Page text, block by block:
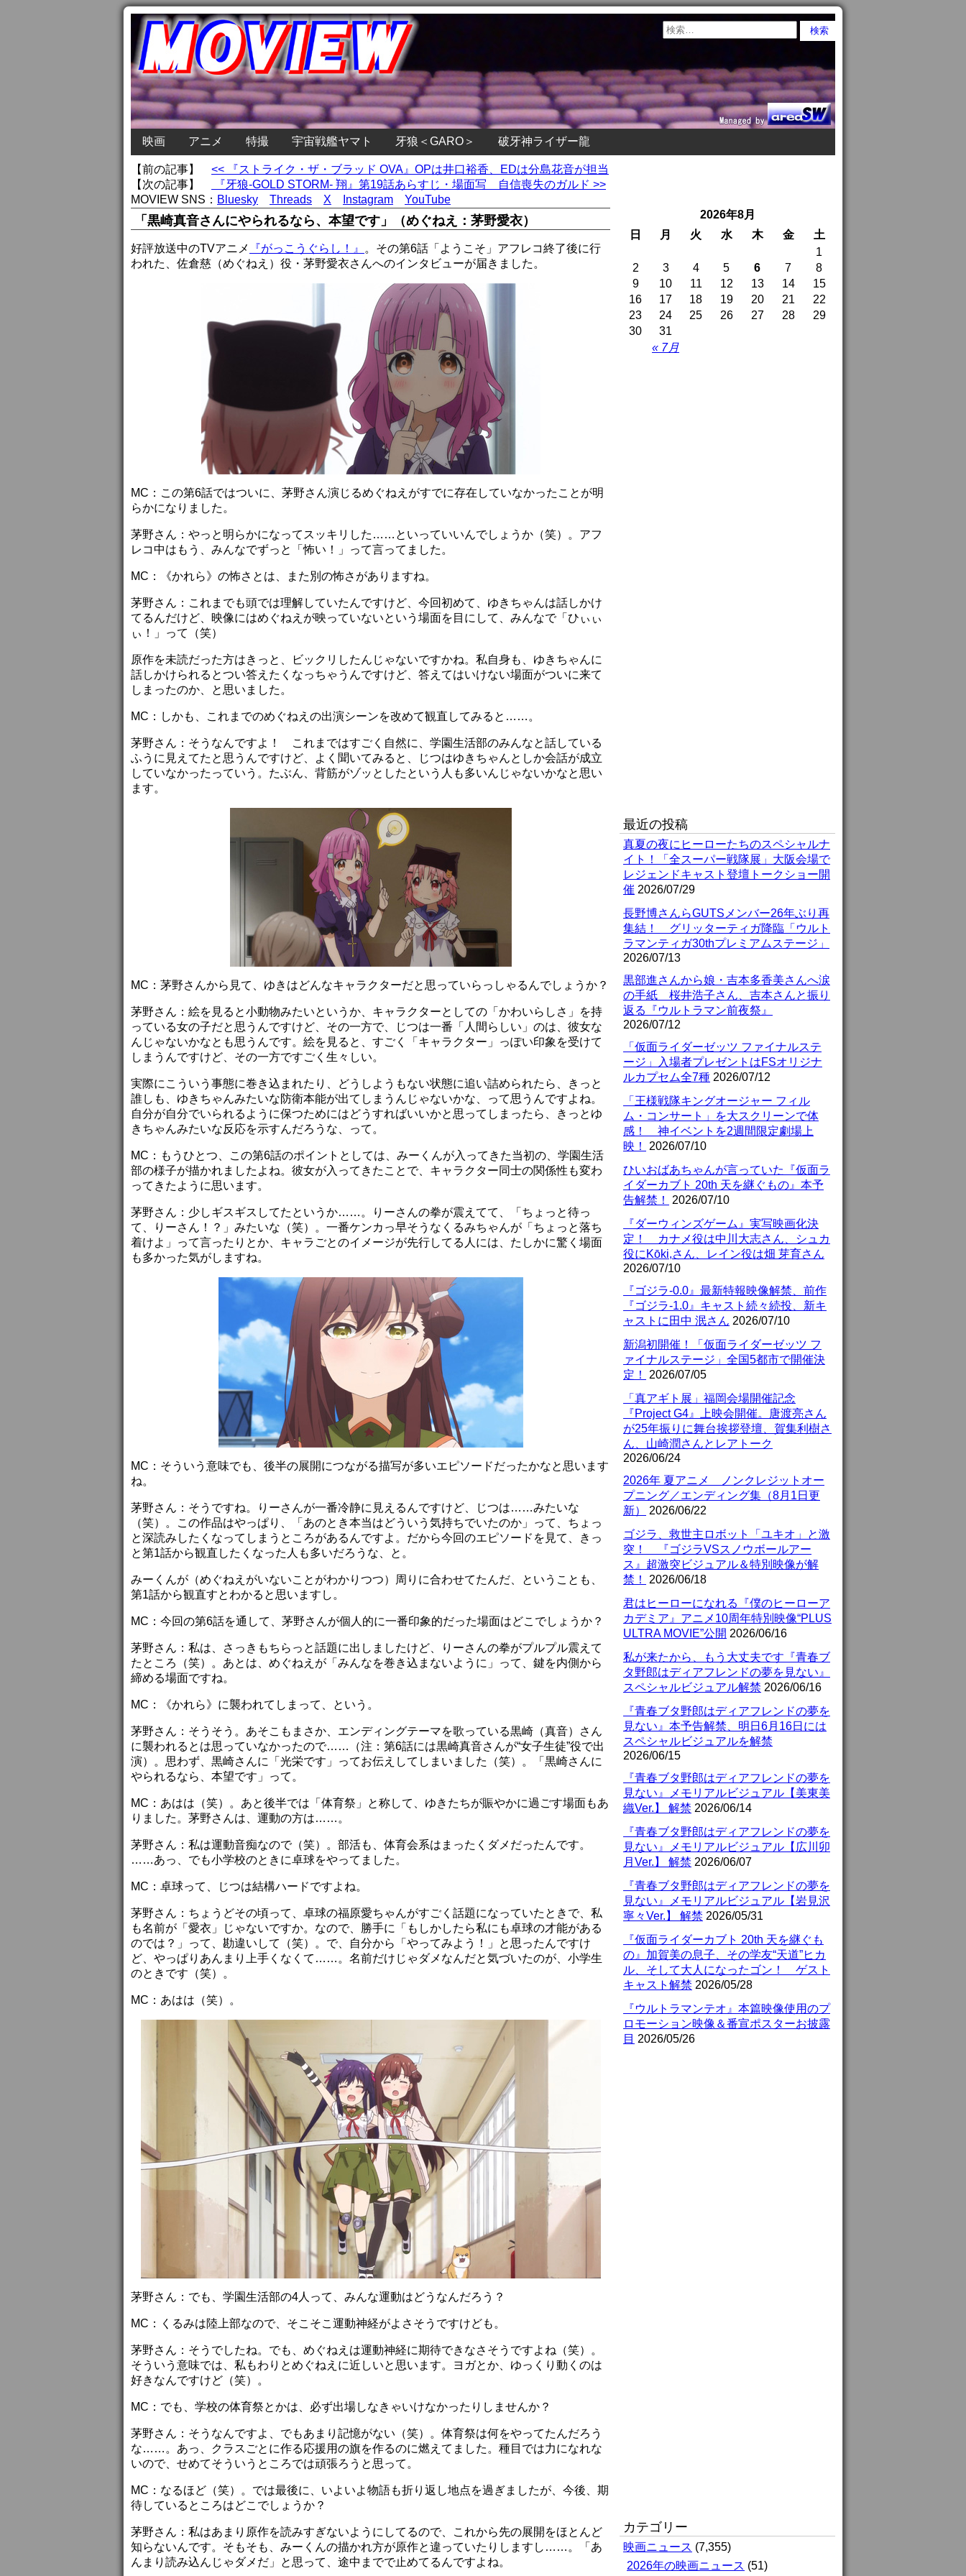
映画 アニメ 特撮 宇宙戦艦ヤマト 牙狼＜GARO＞ 破牙神ライザー龍
【前の記事】 << 『ストライク・ザ・ブラッド OVA』OPは井口裕香、EDは分島花音が担当
【次の記事】
『牙狼-GOLD STORM- 翔』第19話あらすじ・場面写 自信喪失のガルド >>
MOVIEW SNS： Bluesky Threads X Instagram YouTube
「黒崎真音さんにやられるなら、本望です」（めぐねえ：茅野愛衣）
好評放送中のTVアニメ 『がっこうぐらし！』
。その第6話「ようこそ」アフレコ終了後に行
われた、佐倉慈（めぐねえ）役・茅野愛衣さんへのインタビューが届きました。
MC：この第6話ではついに、茅野さん演じるめぐねえがすでに存在していなかったことが明
らかになりました。
茅野さん：やっと明らかになってスッキリした……といっていいんでしょうか（笑）。アフ
レコ中はもう、みんなでずっと「怖い！」って言ってました。
MC：《かれら》の怖さとは、また別の怖さがありますね。
茅野さん：これまでも頭では理解していたんですけど、今回初めて、ゆきちゃんは話しかけ
てるんだけど、映像にはめぐねえが映っていないという場面を目にして、みんなで「ひぃぃ
ぃ！」って（笑）
原作を未読だった方はきっと、ビックリしたんじゃないですかね。私自身も、ゆきちゃんに
話しかけられるとつい答えたくなっちゃうんですけど、答えてはいけない場面がついに来て
しまったのか、と思いました。
MC：しかも、これまでのめぐねえの出演シーンを改めて観直してみると……。
茅野さん：そうなんですよ！ これまではすごく自然に、学園生活部のみんなと話している
ふうに見えてたと思うんですけど、よく聞いてみると、じつはゆきちゃんとしか会話が成立
していなかったっていう。たぶん、背筋がゾッとしたという人も多いんじゃないかなと思い
ます。
MC：茅野さんから見て、ゆきはどんなキャラクターだと思っていらっしゃるんでしょうか？
茅野さん：絵を見ると小動物みたいというか、キャラクターとしての「かわいらしさ」を持
っている女の子だと思うんですけど、その一方で、じつは一番「人間らしい」のは、彼女な
んじゃないかなとも思うんです。絵を見ると、すごく「キャラクター」っぽい印象を受けて
しまうんですけど、その一方ですごく生々しい。
実際にこういう事態に巻き込まれたり、どうしようもない状態に追い詰められたら、きっと
誰しも、ゆきちゃんみたいな防衛本能が出てしまうんじゃないかな、って思うんですよね。
自分が自分でいられるように保つためにはどうすればいいかと思ってしまったら、きっとゆ
きちゃんみたいな反応を示すんだろうな、って。
MC：もうひとつ、この第6話のポイントとしては、みーくんが入ってきた当初の、学園生活
部の様子が描かれましたよね。彼女が入ってきたことで、キャラクター同士の関係性も変わ
ってきたように思います。
茅野さん：少しギスギスしてたというか……。りーさんの拳が震えてて、「ちょっと待っ
て、りーさん！？」みたいな（笑）。一番ケンカっ早そうなくるみちゃんが「ちょっと落ち
着けよ」って言ったりとか、キャラごとのイメージが先行してる人には、たしかに驚く場面
も多かった気がしますね。
MC：そういう意味でも、後半の展開につながる描写が多いエピソードだったかなと思います
ね。
茅野さん：そうですね。りーさんが一番冷静に見えるんですけど、じつは……みたいな
（笑）。この作品はやっぱり、「あのとき本当はどういう気持ちでいたのか」って、ちょっ
と深読みしたくなってしまうところがあるんですよ。だから今回のエピソードを見て、きっ
と第1話から観直したくなった人も多いだろうな、と。
みーくんが（めぐねえがいないことがわかりつつ）周りに合わせてたんだ、ということも、
第1話から観直すとわかると思いますし。
MC：今回の第6話を通して、茅野さんが個人的に一番印象的だった場面はどこでしょうか？
茅野さん：私は、さっきもちらっと話題に出しましたけど、りーさんの拳がプルプル震えて
たところ（笑）。あとは、めぐねえが「みんなを巻き込まないように」って、鍵を内側から
締める場面ですね。
MC：《かれら》に襲われてしまって、という。
茅野さん：そうそう。あそこもまさか、エンディングテーマを歌っている黒崎（真音）さん
に襲われるとは思っていなかったので……（注：第6話には黒崎真音さんが“女子生徒”役で出
演）。思わず、黒崎さんに「光栄です」ってお伝えしてしまいました（笑）。「黒崎さんに
やられるなら、本望です」って。
MC：あはは（笑）。あと後半では「体育祭」と称して、ゆきたちが賑やかに過ごす場面もあ
りました。茅野さんは、運動の方は……。
茅野さん：私は運動音痴なので（笑）。部活も、体育会系はまったくダメだったんです。
……あっ、でも小学校のときに卓球をやってました。
MC：卓球って、じつは結構ハードですよね。
茅野さん：ちょうどその頃って、卓球の福原愛ちゃんがすごく話題になっていたときで、私
も名前が「愛衣」じゃないですか。なので、勝手に「もしかしたら私にも卓球の才能がある
のでは？」って、勘違いして（笑）。で、自分から「やってみよう！」と思ったんですけ
ど、やっぱりあんまり上手くなくて……。名前だけじゃダメなんだと気づいたのが、小学生
のときです（笑）。
MC：あはは（笑）。
茅野さん：でも、学園生活部の4人って、みんな運動はどうなんだろう？
MC：くるみは陸上部なので、そこそこ運動神経がよさそうですけども。
茅野さん：そうでしたね。でも、めぐねえは運動神経に期待できなさそうですよね（笑）。
そういう意味では、私もわりとめぐねえに近しいと思います。ヨガとか、ゆっくり動くのは
好きなんですけど（笑）。
MC：でも、学校の体育祭とかは、必ず出場しなきゃいけなかったりしませんか？
茅野さん：そうなんですよ、でもあまり記憶がない（笑）。体育祭は何をやってたんだろう
な……。あっ、クラスごとに作る応援用の旗を作るのに燃えてました。種目では力になれな
いので、せめてそういうところでは頑張ろうと思って。
MC：なるほど（笑）。では最後に、いよいよ物語も折り返し地点を過ぎましたが、今後、期
待しているところはどこでしょうか？
茅野さん：私はあまり原作を読みすぎないようにしてるので、これから先の展開をほとんど
知らないんです。そもそも、みーくんの描かれ方が原作と違っていたりしますし……。「あ
んまり読み込んじゃダメだ」と思って、途中までで止めてるんですよね。
2026年8月
日
月 火 水 木 金 土
« 7月
1
2
3 4 5 6 7
8
9
10 11 12 13 14
15
16
17 18 19 20 21
22
23
24 25 26 27 28
29
30
31
最近の投稿
真夏の夜にヒーローたちのスペシャルナ
イト！「全スーパー戦隊展」大阪会場で
レジェンドキャスト登壇トークショー開
催 2026/07/29
長野博さんらGUTSメンバー26年ぶり再
集結！ グリッターティガ降臨「ウルト
ラマンティガ30thプレミアムステージ」
2026/07/13
黒部進さんから娘・吉本多香美さんへ涙
の手紙 桜井浩子さん、吉本さんと振り
返る『ウルトラマン前夜祭』
2026/07/12
「仮面ライダーゼッツ ファイナルステ
ージ」入場者プレゼントはFSオリジナ
ルカプセム全7種 2026/07/12
「王様戦隊キングオージャー フィル
ム・コンサート」を大スクリーンで体
感！ 神イベントを2週間限定劇場上
映！
2026/07/10
ひいおばあちゃんが言っていた『仮面ラ
イダーカブト 20th 天を継ぐもの』本予
告解禁！
2026/07/10
『ダーウィンズゲーム』実写映画化決
定！ カナメ役は中川大志さん、シュカ
役にKōki,さん、レイン役は畑 芽育さん
2026/07/10
『ゴジラ-0.0』最新特報映像解禁、前作
『ゴジラ-1.0』キャスト続々続投、新キ
ャストに田中 泯さん 2026/07/10
新潟初開催！「仮面ライダーゼッツ フ
ァイナルステージ」全国5都市で開催決
定！
2026/07/05
「真アギト展」福岡会場開催記念
『Project G4』上映会開催。唐渡亮さん
が25年振りに舞台挨拶登壇、賀集利樹さ
ん、山崎潤さんとレアトーク
2026/06/24
2026年 夏アニメ ノンクレジットオー
プニング／エンディング集（8月1日更
新）
2026/06/22
ゴジラ、救世主ロボット「ユキオ」と激
突！ 『ゴジラVSスノウボールアー
ス』超激突ビジュアル＆特別映像が解
禁！
2026/06/18
君はヒーローになれる『僕のヒーローア
カデミア』アニメ10周年特別映像“PLUS
ULTRA MOVIE”公開 2026/06/16
私が来たから、もう大丈夫です『青春ブ
タ野郎はディアフレンドの夢を見ない』
スペシャルビジュアル解禁 2026/06/16
『青春ブタ野郎はディアフレンドの夢を
見ない』本予告解禁、明日6月16日には
スペシャルビジュアルを解禁
2026/06/15
『青春ブタ野郎はディアフレンドの夢を
見ない』メモリアルビジュアル【美東美
織Ver.】 解禁 2026/06/14
『青春ブタ野郎はディアフレンドの夢を
見ない』メモリアルビジュアル【広川卯
月Ver.】 解禁 2026/06/07
『青春ブタ野郎はディアフレンドの夢を
見ない』メモリアルビジュアル【岩見沢
寧々Ver.】 解禁 2026/05/31
『仮面ライダーカブト 20th 天を継ぐも
の』加賀美の息子、その学友“天道”ヒカ
ル、そして大人になったゴン！ ゲスト
キャスト解禁 2026/05/28
『ウルトラマンテオ』本篇映像使用のプ
ロモーション映像＆番宣ポスターお披露
目 2026/05/26
カテゴリー
映画ニュース (7,355)
2026年の映画ニュース (51)